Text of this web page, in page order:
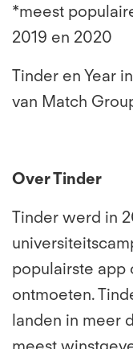
*meest
2019 en 2020
Tinder en Year
van Match
Over Tinder
Tinder werd in
populairste app
ontmoeten.
landen in meer